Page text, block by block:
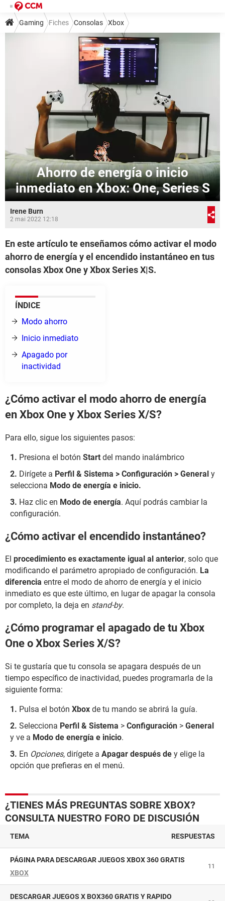
Gaming Fiches Consolas Xbox
Ahorro de energía o inicio
inmediato en Xbox: One, Series S
Irene Burn
2 mai 2022 12:18
En este artículo te enseñamos cómo activar el modo
ahorro de energía y el encendido instantáneo en tus
consolas Xbox One y Xbox Series X|S.
ÍNDICE
Modo ahorro
Inicio inmediato
Apagado por
inactividad
¿Cómo activar el modo ahorro de energía
en Xbox One y Xbox Series X/S?
Para ello, sigue los siguientes pasos:
Presiona el botón Start del mando inalámbrico
Dirígete a Perfil & Sistema > Configuración > General y
selecciona Modo de energía e inicio.
Haz clic en Modo de energía. Aquí podrás cambiar la
configuración.
¿Cómo activar el encendido instantáneo?
El procedimiento es exactamente igual al anterior, solo que
modificando el parámetro apropiado de configuración. La
diferencia entre el modo de ahorro de energía y el inicio
inmediato es que este último, en lugar de apagar la consola
por completo, la deja en stand-by.
¿Cómo programar el apagado de tu Xbox
One o Xbox Series X/S?
Si te gustaría que tu consola se apagara después de un
tiempo específico de inactividad, puedes programarla de la
siguiente forma:
Pulsa el botón Xbox de tu mando se abrirá la guía.
Selecciona Perfil & Sistema > Configuración > General
y ve a Modo de energía e inicio.
En Opciones, dirígete a Apagar después de y elige la
opción que prefieras en el menú.
¿TIENES MÁS PREGUNTAS SOBRE XBOX?
CONSULTA NUESTRO FORO DE DISCUSIÓN
TEMA RESPUESTAS
PÁGINA PARA DESCARGAR JUEGOS XBOX 360 GRATIS
XBOX
11
DESCARGAR JUEGOS X BOX360 GRATIS Y RAPIDO